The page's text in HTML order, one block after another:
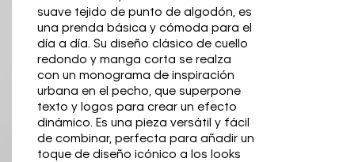
suave tejido de punto de algodón, es
una prenda básica y cómoda para el
día a día. Su diseño clásico de cuello
redondo y manga corta se realza
con un monograma de inspiración
urbana en el pecho, que superpone
texto y logos para crear un efecto
dinámico. Es una pieza versátil y fácil
de combinar, perfecta para añadir un
toque de diseño icónico a los looks